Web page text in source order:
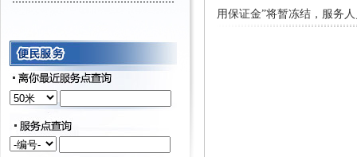
用保证金”将暂冻结，服务